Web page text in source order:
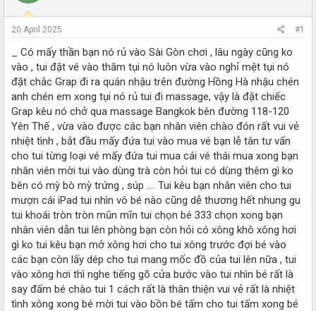
r
t
r
20 April 2025 #1
_ Có mấy thần bạn nó rủ vào Sài Gòn chơi , lâu ngày cũng ko
vào , tui đặt vé vào thăm tụi nó luôn vừa vào nghỉ mệt tụi nó
đặt chắc Grap đi ra quán nhậu trên đường Hồng Hà nhậu chén
anh chén em xong tụi nó rủ tui đi massage, vậy là đặt chiếc
Grap kêu nó chở qua massage Bangkok bên đường 118-120
Yên Thế , vừa vào được các bạn nhân viên chào đón rất vui vẻ
nhiệt tình , bắt đầu mấy đứa tui vào mua vé bạn lễ tân tư vấn
cho tui từng loại vé mấy đứa tui mua cái vé thái mua xong bạn
nhân viên mời tui vào dùng trà còn hỏi tui có dùng thêm gì ko
bên có mỳ bò mỳ trứng , súp …. Tui kêu bạn nhân viên cho tui
mượn cái iPad tui nhìn vô bé nào cũng dễ thương hết nhung gu
tui khoái tròn tròn mũn mĩn tui chọn bé 333 chọn xong bạn
nhân viên dẫn tui lên phòng bạn còn hỏi có xông khô xông hơi
gì ko tui kêu bạn mở xông hơi cho tui xông trước đợi bé vào
các bạn còn lấy dép cho tui mang mốc đồ của tui lên nữa , tui
vào xông hơi thì nghe tiếng gõ cửa bước vào tui nhìn bé rất là
say đấm bé chào tui 1 cách rất là thân thiện vui vẻ rất là nhiệt
tình xông xong bé mời tui vào bồn bé tấm cho tui tấm xong bé